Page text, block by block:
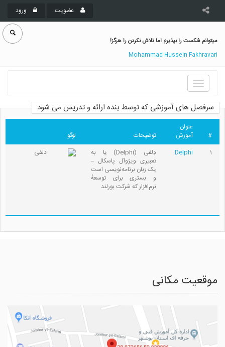
عضویت ورود
میتوانم شکست را بپذیرم اما تلاش نکردن را هرگز!
Mohammad Hussein Fakhravari
Toggle
navigation
سرفصل های آموزشی که توسط بنده ارائه و تدریس می شود
#
عنوان
آموزش
توضیحات
لوگو
1
Delphi
دِلفی (Delphi) یا به
تعبیری ویژوآل پاسکال –
یک زبان برنامه‌نویسی است
و بستری برای توسعهٔ
نرم‌افزار که شرکت بورلند
موقعیت مکانی